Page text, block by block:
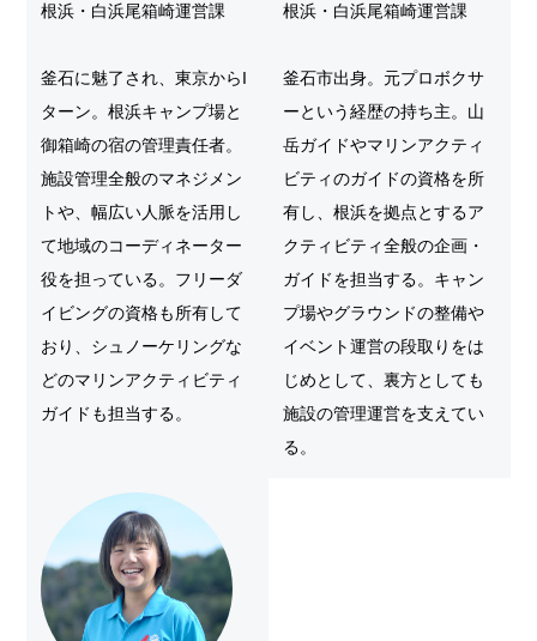
根浜・白浜尾箱崎運営課
釜石に魅了され、東京からI
ターン。根浜キャンプ場と
御箱崎の宿の管理責任者。
施設管理全般のマネジメン
トや、幅広い人脈を活用し
て地域のコーディネーター
役を担っている。フリーダ
イビングの資格も所有して
おり、シュノーケリングな
どのマリンアクティビティ
ガイドも担当する。
根浜・白浜尾箱崎運営課
釜石市出身。元プロボクサ
ーという経歴の持ち主。山
岳ガイドやマリンアクティ
ビティのガイドの資格を所
有し、根浜を拠点とするア
クティビティ全般の企画・
ガイドを担当する。キャン
プ場やグラウンドの整備や
イベント運営の段取りをは
じめとして、裏方としても
施設の管理運営を支えてい
る。